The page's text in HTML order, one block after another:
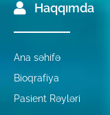
Haqqımda
Ana səhifə
Bioqrafiya
Pasient Rəyləri